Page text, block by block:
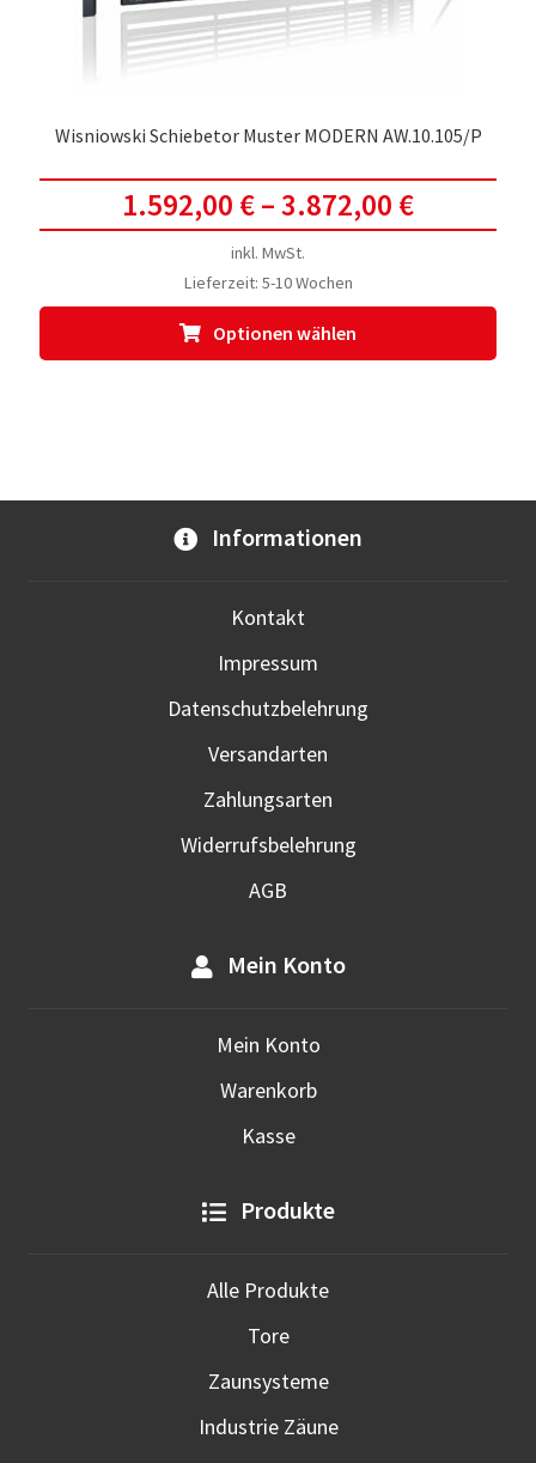
Wisniowski Schiebetor Muster MODERN AW.10.105/P
1.592,00 €–3.872,00 €
inkl. MwSt.
Lieferzeit: 5-10 Wochen
Optionen wählen
Informationen
Kontakt
Impressum
Datenschutzbelehrung
Versandarten
Zahlungsarten
Widerrufsbelehrung
AGB
Mein Konto
Mein Konto
Warenkorb
Kasse
Produkte
Alle Produkte
Tore
Zaunsysteme
Industrie Zäune